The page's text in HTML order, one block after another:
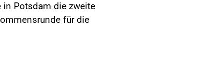
in Potsdam die zweite
für die